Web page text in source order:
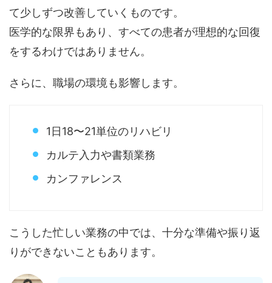
て少しずつ改善していくものです。
医学的な限界もあり、すべての患者が理想的な回復
をするわけではありません。
さらに、職場の環境も影響します。
1日18〜21単位のリハビリ
カルテ入力や書類業務
カンファレンス
こうした忙しい業務の中では、十分な準備や振り返
りができないこともあります。